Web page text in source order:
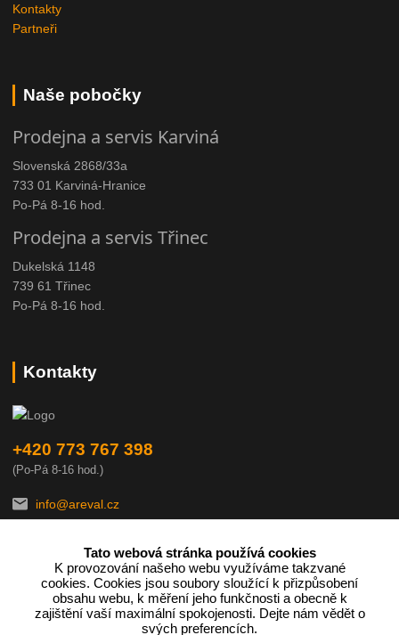
Kontakty
Partneři
Naše pobočky
Prodejna a servis Karviná
Slovenská 2868/33a
733 01 Karviná-Hranice
Po-Pá 8-16 hod.
Prodejna a servis Třinec
Dukelská 1148
739 61 Třinec
Po-Pá 8-16 hod.
Kontakty
+420 773 767 398
(Po-Pá 8-16 hod.)
info@areval.cz
Podle zákona o evidenci tržeb je prodávající povinen vystavit
Tato webová stránka používá cookies
K provozování našeho webu využíváme takzvané
cookies. Cookies jsou soubory sloužící k přizpůsobení
obsahu webu, k měření jeho funkčnosti a obecně k
zajištění vaší maximální spokojenosti. Dejte nám vědět o
svých preferencích.